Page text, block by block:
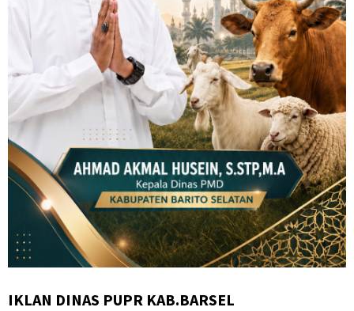
IKLAN DINAS PUPR KAB.BARSEL